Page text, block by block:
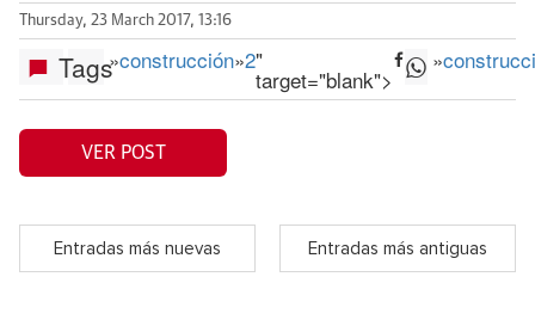
Thursday, 23 March 2017, 13:16
Tags»construcción»2"
target="blank">
»
VER POST
Entradas más nuevas Entradas más antiguas